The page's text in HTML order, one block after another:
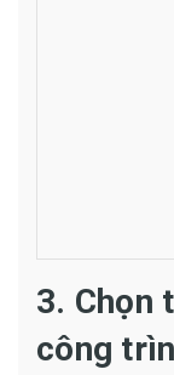
3. Chọn
công